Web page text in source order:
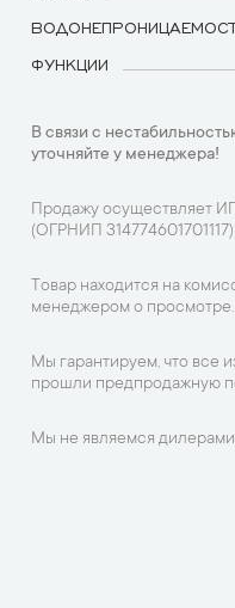
ФУНКЦИИ
В связи с
уточняйте у менеджера!
Продажу осуществляет
(ОГРНИП 314774601701117)
Товар находится на
менеджером о просмотре.
Мы гарантируем, что все
прошли предпродажную
Мы не являемся